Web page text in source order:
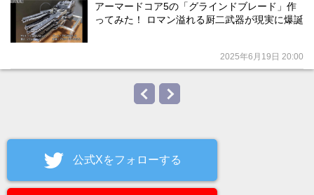
生放送
ニコニコQ
アーマードコア5の「グラインドブレード」作
ってみた！ ロマン溢れる厨二武器が現実に爆誕
2025年6月19日 20:00
公式Xをフォローする